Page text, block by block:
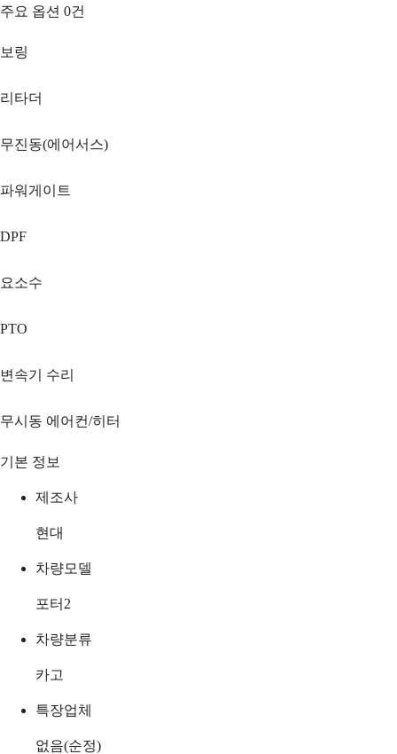
주요 옵션 0건
보링
리타더
무진동(에어서스)
파워게이트
DPF
요소수
PTO
변속기 수리
무시동 에어컨/히터
기본 정보
제조사
현대
차량모델
포터2
차량분류
카고
특장업체
없음(순정)